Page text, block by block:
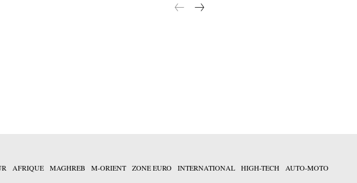
AFRIQUE MAGHREB M-ORIENT ZONE EURO INTERNATIONAL HIGH-TECH AUTO-MOTO